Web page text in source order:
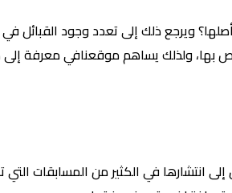
حول 702 رمز اي قبيلة؟ وما أصلها؟ ويرجع ذلك إلى
ولذلك يساهم موقعنافي معرفة إلى
القبائل إلى انتشارها في الكثير من